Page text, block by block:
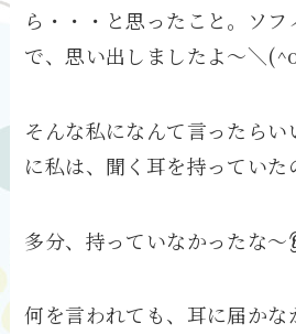
ら・・・と思ったこと。ソ
で、思い出しましたよ～＼
そんな私になんて言ったら
に私は、聞く耳を持ってい
多分、持っていなかったな～
何を言われても、耳に届かな